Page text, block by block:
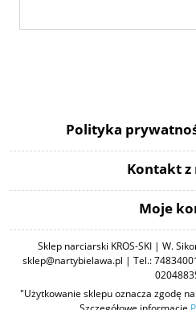
Polityka
Kontakt z
Moje
Sklep narciarski KROS-SKI | W.
sklep@nartybielawa.pl | Tel.:
"Użytkowanie sklepu oznacza zgodę